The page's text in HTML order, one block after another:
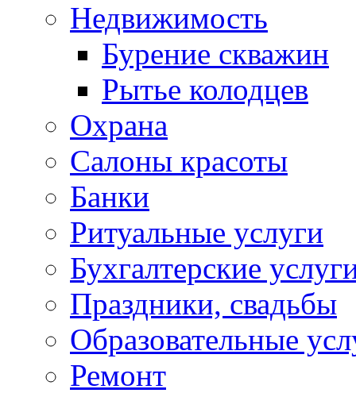
Недвижимость
Бурение скважин
Рытье колодцев
Охрана
Салоны красоты
Банки
Ритуальные услуги
Бухгалтерские
Праздники, свадьбы
Образовательные
Ремонт